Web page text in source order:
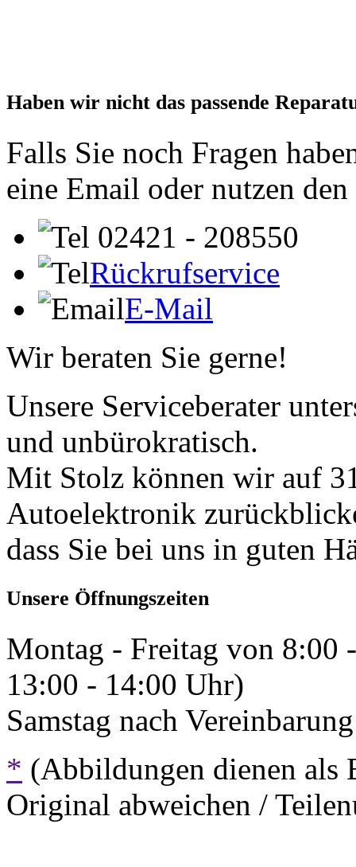
Haben wir nicht das passende
Falls Sie noch Fragen
eine Email oder nutzen
02421 - 208550
Rückrufservice
E-Mail
Wir beraten Sie gerne!
Unsere Serviceberater
und unbürokratisch.
Mit Stolz können wir auf
Autoelektronik
dass Sie bei uns in guten
Unsere Öffnungszeiten
Montag - Freitag von 8:00
13:00 - 14:00 Uhr)
Samstag nach
* (Abbildungen dienen als
Original abweichen /